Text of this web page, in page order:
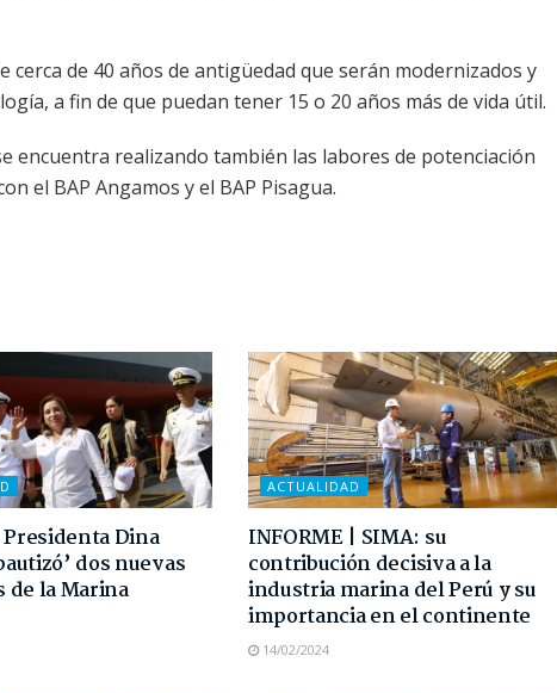
cerca de 40 años de antigüedad que serán modernizados y
a fin de que puedan tener 15 o 20 años más de vida útil.
encuentra realizando también las labores de potenciación
el BAP Angamos y el BAP Pisagua.
Dina
dos nuevas
de la Marina
ACTUALIDAD
INFORME | SIMA: su
contribución decisiva a la
industria marina del Perú y su
importancia en el continente
14/02/2024